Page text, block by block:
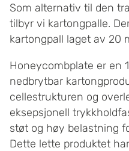
Som alternativ til den
tilbyr vi kartongpalle.
kartongpall laget av 20
Honeycombplate er en
nedbrytbar
cellestrukturen og
eksepsjonell
støt og høy belastning
Dette lette produktet